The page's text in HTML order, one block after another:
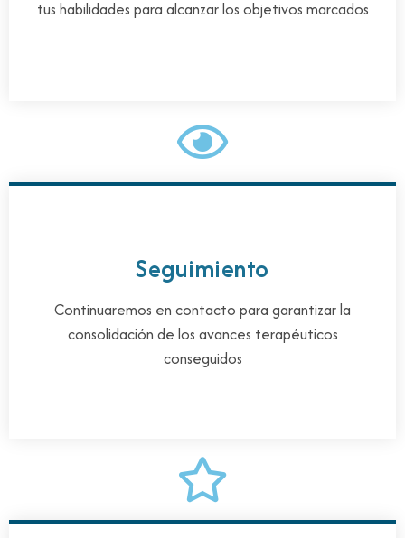
tus habilidades para alcanzar los objetivos marcados
Seguimiento
Continuaremos en contacto para garantizar la
consolidación de los avances terapéuticos
conseguidos